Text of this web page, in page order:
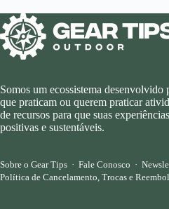
Somos um ecossistema desenvolvido
que praticam ou querem praticar
de recursos para que suas
positivas e sustentáveis.
Sobre o Gear Tips · Fale Conosco ·
Política de Cancelamento, Trocas e